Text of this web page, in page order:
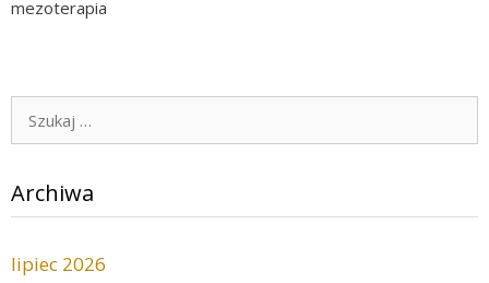
mezoterapia
Szukaj:
Archiwa
lipiec 2026